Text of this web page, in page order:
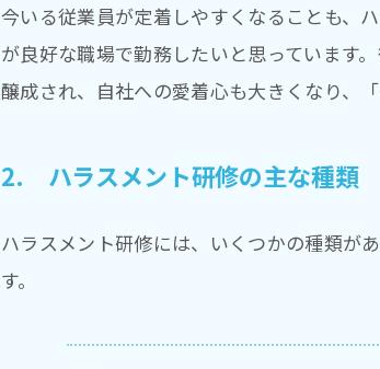
今いる従業員が定着しやすくなることも、
が良好な職場で勤務したいと思っています
醸成され、自社への愛着心も大きくなり、
2. ハラスメント研修の主な種類
ハラスメント研修には、いくつかの種類が
す。